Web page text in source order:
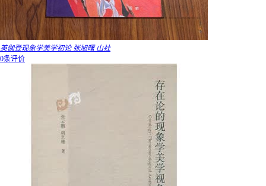
英伽登现象学美学初论 张旭曙 山社
0条评价